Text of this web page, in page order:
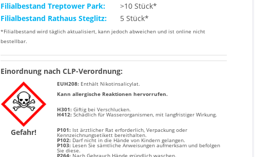
Filialbestand Treptower Park:
>10 Stück*
Filialbestand Rathaus Steglitz:
5 Stück*
*Filialbestand wird täglich aktualisiert, kann jedoch abweichen und ist online nicht
bestellbar.
Einordnung nach CLP-Verordnung:
Gefahr!
EUH208: Enthält Nikotinsalicylat.
Kann allergische Reaktionen hervorrufen.
H301: Giftig bei Verschlucken.
H412: Schädlich für Wasserorganismen, mit langfristiger Wirkung.
P101: Ist ärztlicher Rat erforderlich, Verpackung oder
Kennzeichnungsetikett bereithalten.
P102: Darf nicht in die Hände von Kindern gelangen.
P103: Lesen Sie sämtliche Anweisungen aufmerksam und befolgen
Sie diese.
P264: Nach Gebrauch Hände gründlich waschen.